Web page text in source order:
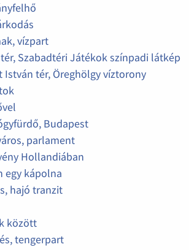
vízpart
Szabadtéri Játékok színpadi látkép
István tér, Öreghölgy víztorony
Budapest
parlament
Hollandiában
egy kápolna
hajó tranzit
között
tengerpart